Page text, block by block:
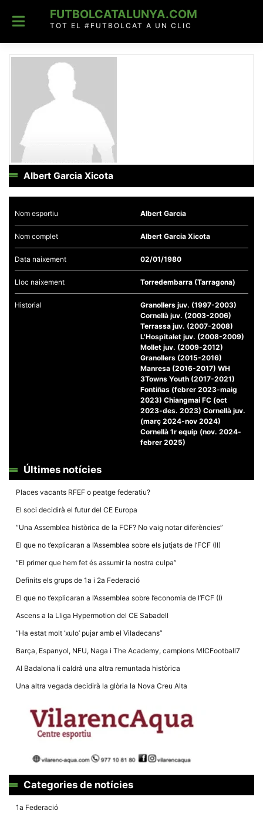
content
FUTBOLCATALUNYA.COM
TOT EL #FUTBOLCAT A UN CLIC
Albert Garcia Xicota
Nom esportiu Albert Garcia
Nom complet Albert Garcia Xicota
Data naixement 02/01/1980
Lloc naixement Torredembarra (Tarragona)
Historial
Granollers juv. (1997-2003)
Cornellà juv. (2003-2006)
Terrassa juv. (2007-2008)
L'Hospitalet juv. (2008-2009)
Mollet juv. (2009-2012)
Granollers (2015-2016)
Manresa (2016-2017) WH
3Towns Youth (2017-2021)
Fontiñas (febrer 2023-maig
2023) Chiangmai FC (oct
2023-des. 2023) Cornellà juv.
(març 2024-nov 2024)
Cornellà 1r equip (nov. 2024-
febrer 2025)
Últimes notícies
Places vacants RFEF o peatge federatiu?
El soci decidirà el futur del CE Europa
“Una Assemblea històrica de la FCF? No vaig notar diferències”
El que no t’explicaran a l’Assemblea sobre els jutjats de l’FCF (II)
“El primer que hem fet és assumir la nostra culpa”
Definits els grups de 1a i 2a Federació
El que no t’explicaran a l’Assemblea sobre l’economia de l’FCF (I)
Ascens a la Lliga Hypermotion del CE Sabadell
“Ha estat molt ‘xulo’ pujar amb el Viladecans”
Barça, Espanyol, NFU, Naga i The Academy, campions MICFootball7
Al Badalona li caldrà una altra remuntada històrica
Una altra vegada decidirà la glòria la Nova Creu Alta
Categories de notícies
1a Federació
Necessàries
Aquestes
cookies no
són
opcionals,
són
necessàries
per al
funcionament
tècnic de la
web.
la funcionalitat
estructura.
d'usuari
Alguns
components
tècnics del
nostre lloc web
emmagatzemen
dades en el seu
dispositiu que
permeten que el
lloc funcioni tan
bé com sigui
possible. Si
cookies
algunes
funcionalitats